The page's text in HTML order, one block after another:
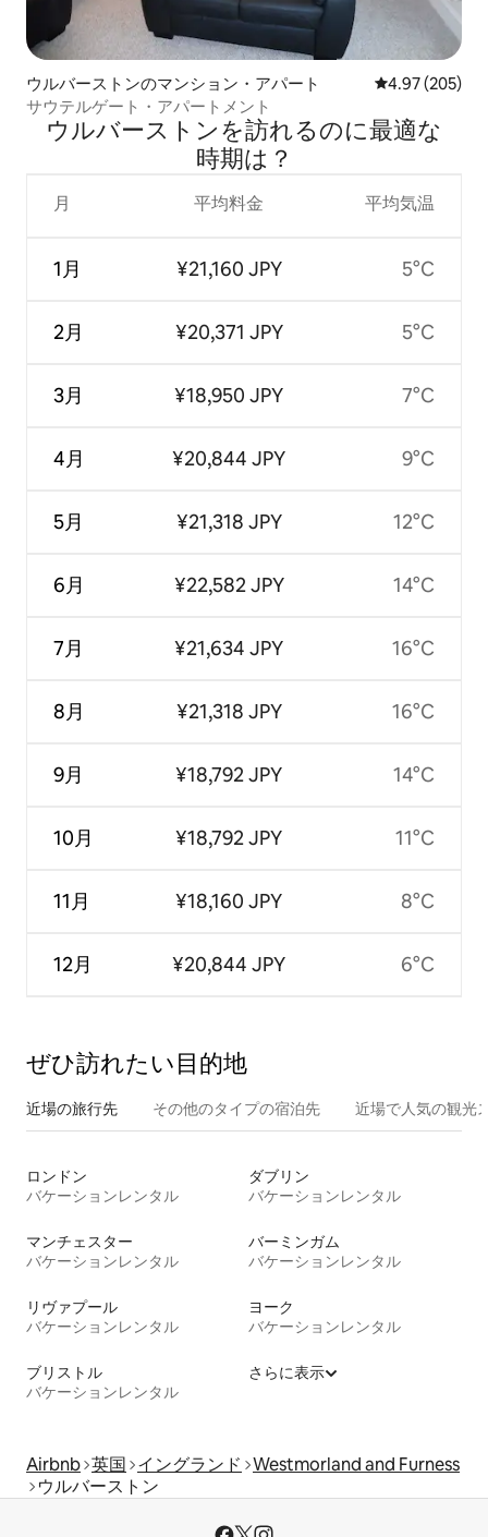
ウルバーストンのマンション・アパート レビュー205
4.97 (205)
サウテルゲート・アパートメント
ウルバーストンを訪⁠れ⁠るの⁠に最⁠適⁠な
時⁠期⁠は⁠？
月
1月
2月
3月
4月
5月
6月
7月
8月
9月
10月
11月
12月
平均料金
¥21,160 JPY
¥20,371 JPY
¥18,950 JPY
¥20,844 JPY
¥21,318 JPY
¥22,582 JPY
¥21,634 JPY
¥21,318 JPY
¥18,792 JPY
¥18,792 JPY
¥18,160 JPY
¥20,844 JPY
平均気温
5°C
5°C
7°C
9°C
12°C
14°C
16°C
16°C
14°C
11°C
8°C
6°C
ぜひ訪⁠れ⁠た⁠い目⁠的⁠地
近場の旅行先 その他のタ⁠イ⁠プ⁠の宿⁠泊⁠先 近場で人気の観光
ロンドン
バケーションレンタル
ダブリン
バケーションレンタル
マンチェスター
バケーションレンタル
バーミンガム
バケーションレンタル
リヴァプール
バケーションレンタル
ヨーク
バケーションレンタル
ブリストル
バケーションレンタル
さらに表示
Airbnb 英国 イングランド Westmorland and Furness
ウルバーストン